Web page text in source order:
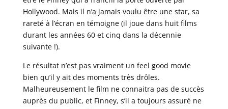
Hollywood. Mais il n’a jamais voulu être une star, sa
rareté à l’écran en témoigne (il joue dans huit films
durant les années 60 et cinq dans la décennie
suivante !).
Le résultat n’est pas vraiment un feel good movie
bien qu’il y ait des moments très drôles.
Malheureusement le film ne connaitra pas de succès
auprès du public, et Finney, s’il a toujours assuré ne